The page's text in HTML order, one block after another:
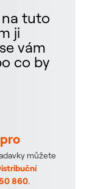
na tuto
ji
vám
co by
můžete
860.